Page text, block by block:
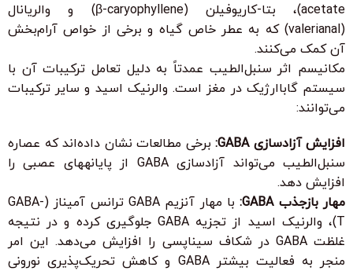
acetate)، بتا-کاریوفیلن (β-caryophyllene) و والریانال
(valerianal) که به عطر خاص گیاه و برخی از خواص آرام‌بخش
آن کمک می‌کنند.
مکانیسم اثر سنبل‌الطیب عمدتاً به دلیل تعامل ترکیبات آن با
سیستم گاباارژیک در مغز است. والرنیک اسید و سایر ترکیبات
می‌توانند:
افزایش آزادسازی GABA:
برخی مطالعات نشان داده‌اند که عصاره
سنبل‌الطیب می‌تواند آزادسازی GABA از پایانه­های عصبی را
افزایش دهد.
مهار بازجذب GABA:
با مهار آنزیم GABA ترانس آمیناز (GABA-
T)، والرنیک اسید از تجزیه GABA جلوگیری کرده و در نتیجه
غلظت GABA در شکاف سیناپسی را افزایش می‌دهد. این امر
منجر به فعالیت بیشتر GABA و کاهش تحریک‌پذیری نورونی